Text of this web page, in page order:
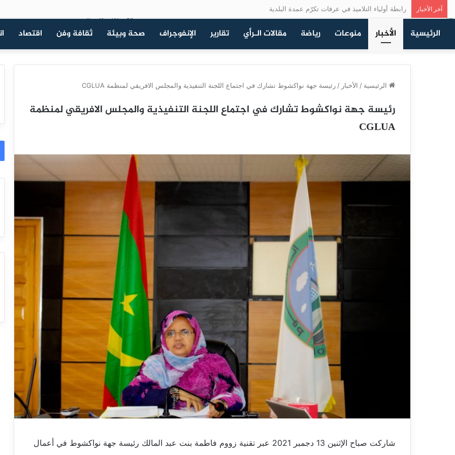
آخر الأخبار رابطة أولياء التلاميذ في عرفات تكرّم عمدة البلدية
الرئيسية الأخبار منوعات رياضة مقالات الـرأي تقارير الإنفوجراف صحة وبيئة ثقافة وفن اقتصاد
الرئيسية / الأخبار / رئيسة جهة نواكشوط تشارك في اجتماع اللجنة التنفيذية والمجلس الافريقي لمنظمة CGLUA
رئيسة جهة نواكشوط تشارك في اجتماع اللجنة التنفيذية والمجلس الافريقي لمنظمة
CGLUA
شاركت صباح الإثنين 13 دجمبر 2021 عبر تقنية زووم فاطمة بنت عبد المالك رئيسة جهة نواكشوط في أعمال